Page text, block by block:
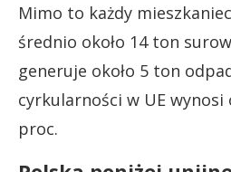
Mimo to każdy
średnio około 14 ton
generuje około 5 ton
cyrkularności w UE wynosi
proc.